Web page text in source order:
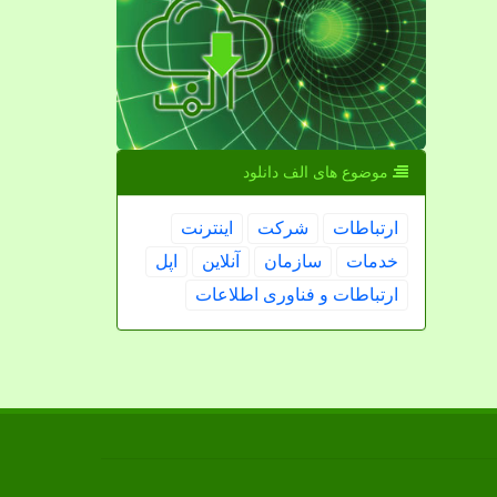
موضوع های الف دانلود
ارتباطات شركت
اینترنت
خدمات
سازمان آنلاین
اپل
ارتباطات و فناوری اطلاعات